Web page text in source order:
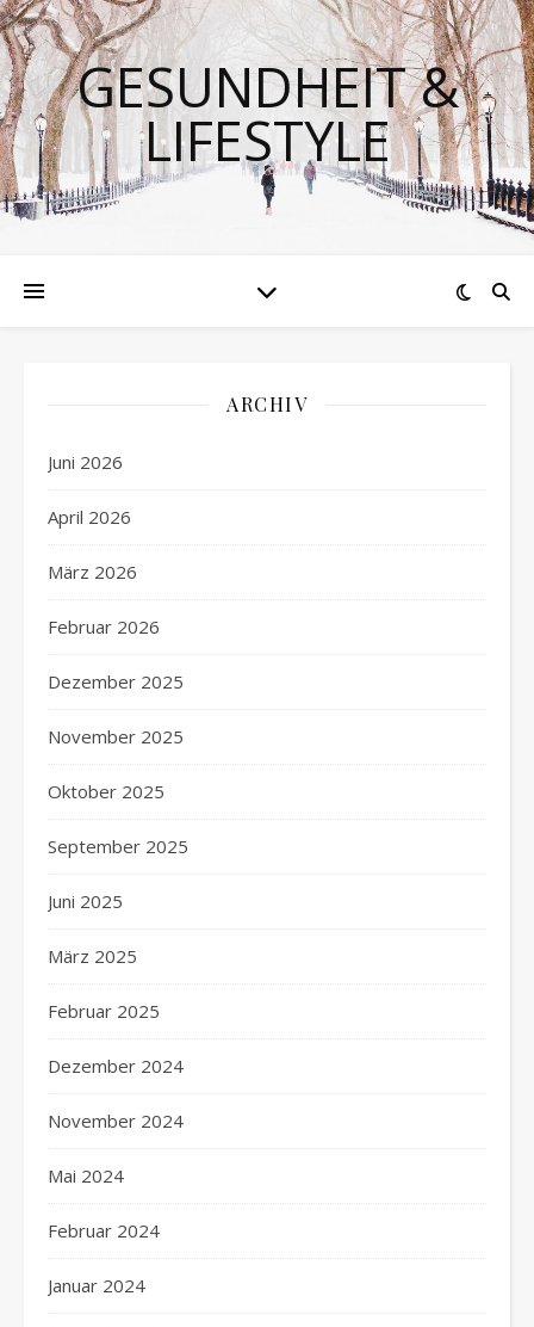
GESUNDHEIT &
LIFESTYLE
ARCHIV
Juni 2026
April 2026
März 2026
Februar 2026
Dezember 2025
November 2025
Oktober 2025
September 2025
Juni 2025
März 2025
Februar 2025
Dezember 2024
November 2024
Mai 2024
Februar 2024
Januar 2024